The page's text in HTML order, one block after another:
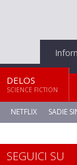
DELOS
SCIENCE FICTION
NETFLIX SADIE
SEGUICI SU